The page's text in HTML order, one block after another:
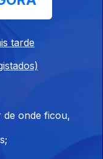
lady” (Duke Ellington
about you” (Jimmy
tarde
de onde ficou,